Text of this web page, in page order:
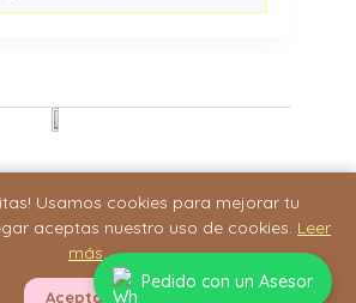
IMPORTANTE
y Condiciones
de Privacidad
y Devoluciones
Usamos cookies para mejorar tu
aceptas nuestro uso de cookies. Leer
más.
Aceptar 🍪
Pedido con un Asesor